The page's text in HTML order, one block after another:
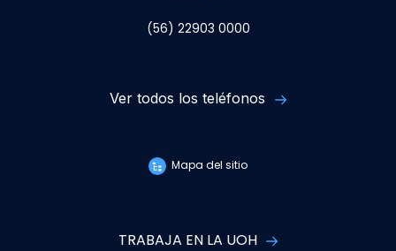
(56) 22903 0000
Ver todos los teléfonos
Mapa del sitio
TRABAJA EN LA UOH